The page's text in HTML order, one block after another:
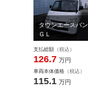
タウンエースバン
ＧＬ
支払総額 （税込）
126.7 万円
車両本体価格 （税込）
115.1 万円